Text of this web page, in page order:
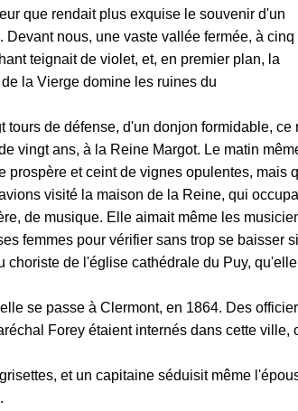
que rendait plus exquise le souvenir d'un
Devant nous, une vaste vallée fermée, à cinq
teignait de violet, et, en premier plan, la
la Vierge domine les ruines du
de défense, d'un donjon formidable, ce
vingt ans, à la Reine Margot. Le matin
et ceint de vignes opulentes, mais
visité la maison de la Reine, qui
de musique. Elle aimait même les
femmes pour vérifier sans trop se baisser si
de l'église cathédrale du Puy, qu'elle
se passe à Clermont, en 1864. Des
Forey étaient internés dans cette ville,
et un capitaine séduisit même